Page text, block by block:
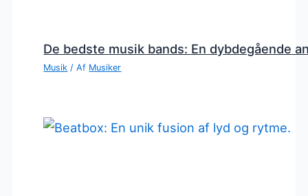
De bedste musik bands: En dybdegående
Musik / Af Musiker